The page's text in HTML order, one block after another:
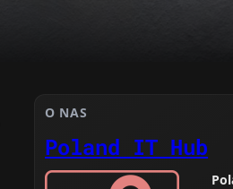
O NAS
Poland IT Hub